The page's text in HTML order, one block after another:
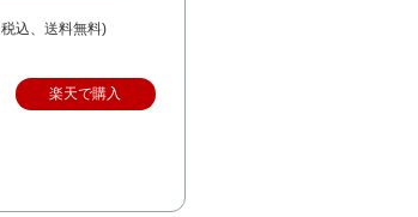
北中米W杯で全3試合に出場
です
ｗｗｗｗ
身ｗｗｗｗｗ
危機！海外メディアが『時効の壁を越えてIOCの調査
実力は、実際にはどれくらい認められてるんだ…？
込、送料無料)
楽天で購入